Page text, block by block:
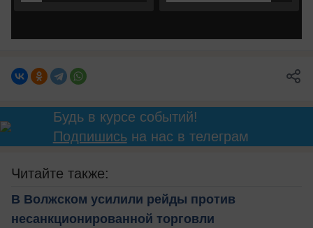
Будь в курсе событий!
Подпишисьна нас в телеграм
Читайте также:
В Волжском усилили рейды против
несанкционированной торговли